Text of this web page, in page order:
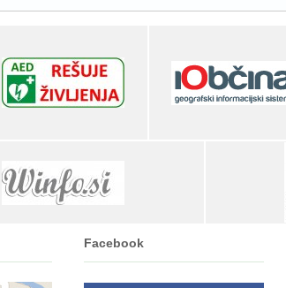
Facebook